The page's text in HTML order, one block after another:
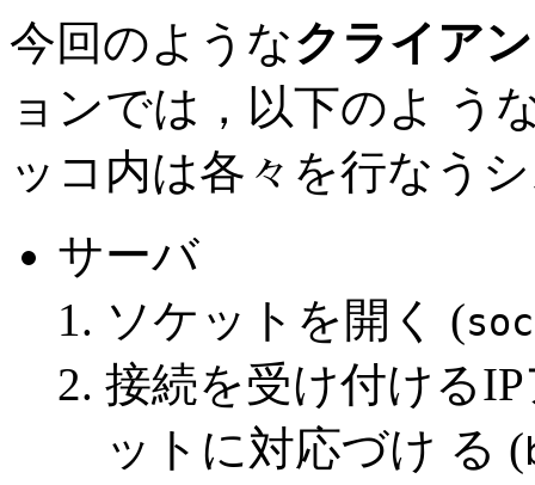
今回のようなクライア
ョンでは，以下のよ う
ッコ内は各々を行なう
サーバ
ソケットを開く (
接続を受け付ける
ットに対応づけ る (